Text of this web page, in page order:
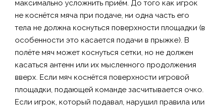
максимально усложнить приём. До того как игрок
не коснётся мяча при подаче, ни одна часть его
тела не должна коснуться поверхности площадки (в
особенности это касается подачи в прыжке). В
полёте мяч может коснуться сетки, но не должен
касаться антенн или их мысленного продолжения
вверх. Если мяч коснётся поверхности игровой
площадки, подающей команде засчитывается очко.
Если игрок, который подавал, нарушил правила или